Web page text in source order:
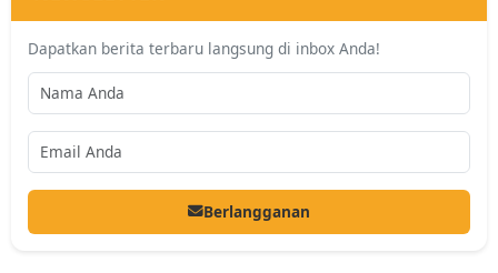
Dapatkan berita terbaru langsung di inbox Anda!
Berlangganan